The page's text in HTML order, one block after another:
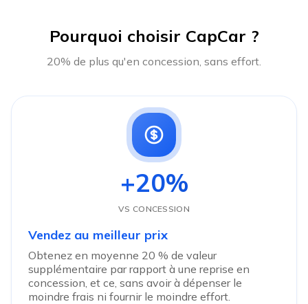
Pourquoi choisir CapCar ?
20% de plus qu'en concession, sans effort.
+20%
VS CONCESSION
Vendez au meilleur prix
Obtenez en moyenne 20 % de valeur
supplémentaire par rapport à une reprise en
concession, et ce, sans avoir à dépenser le
moindre frais ni fournir le moindre effort.